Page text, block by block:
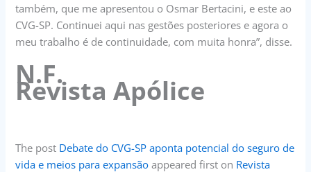
também, que me apresentou o Osmar Bertacini, e este ao
CVG-SP. Continuei aqui nas gestões posteriores e agora o
meu trabalho é de continuidade, com muita honra”, disse.
N.F.
Revista Apólice
The post Debate do CVG-SP aponta potencial do seguro de
vida e meios para expansão appeared first on Revista